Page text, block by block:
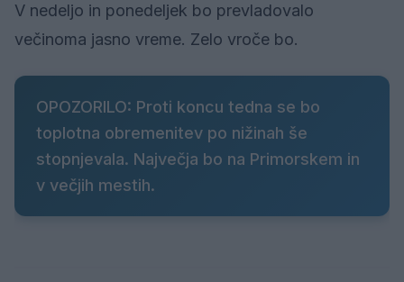
V nedeljo in ponedeljek bo prevladovalo
večinoma jasno vreme. Zelo vroče bo.
OPOZORILO: Proti koncu tedna se bo
toplotna obremenitev po nižinah še
stopnjevala. Največja bo na Primorskem in
v večjih mestih.